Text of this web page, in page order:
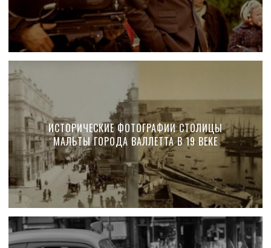
ИСТОРИЧЕСКИЕ ФОТОГРАФИИ СТОЛИЦЫ
МАЛЬТЫ ГОРОДА ВАЛЛЕТТА В 19 ВЕКЕ